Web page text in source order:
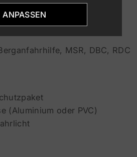
ANPASSEN
Road, Dynamic, Enduro,
MSR, DBC, RDC
(Aluminium oder PVC)